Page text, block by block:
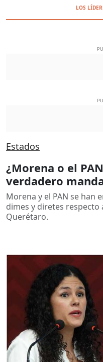
LOS
Estados
¿Morena o el
verdadero
Morena y el PAN se han
dimes y diretes
Querétaro.